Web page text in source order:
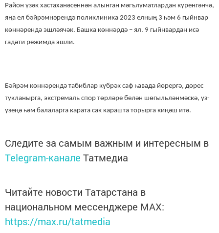
Район үзәк хастаханәсеннән алынган мәгълүматлардан күренгәнчә,
яңа ел бәйрәмнәрендә поликлиника 2023 елның 3 һәм 6 гыйнвар
көннәрендә эшләячәк. Башка көннәрдә – ял. 9 гыйнвардан исә
гадәти режимда эшли.
Бәйрәм көннәрендә табиблар күбрәк саф һавада йөрергә, дөрес
тукланырга, экстремаль спор төрләре белән шөгыльләнмәскә, үз-
үзеңә һәм балаларга карата сак карашта торырга киңәш итә.
Следите за самым важным и интересным в
Telegram-канале Татмедиа
Читайте новости Татарстана в
национальном мессенджере MАХ:
https://max.ru/tatmedia